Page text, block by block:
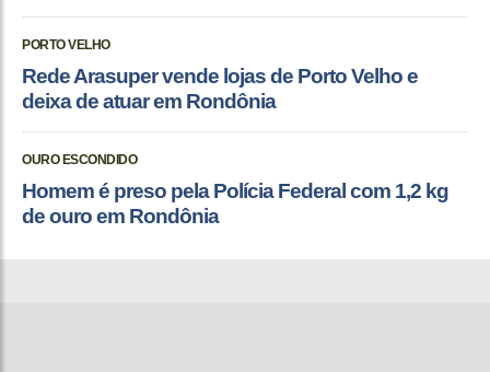
PORTO VELHO
Rede Arasuper vende lojas de Porto Velho e
deixa de atuar em Rondônia
OURO ESCONDIDO
Homem é preso pela Polícia Federal com 1,2 kg
de ouro em Rondônia